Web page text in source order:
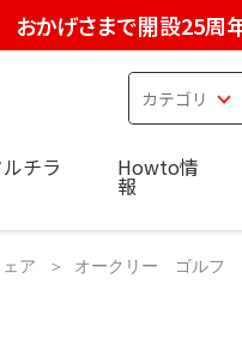
おかげさまで開設25周
チラ Howto情
報
ア オークリー ゴルフ